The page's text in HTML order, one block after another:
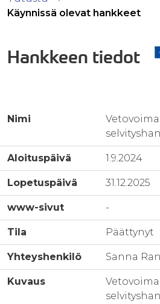
Käynnissä olevat hankkeet
Hankkeen tiedot
Nimi
Aloituspäivä 1.9.2024
Lopetuspäivä 31.12.2025
www-sivut -
Tila Päättynyt
Yhteyshenkilö Sanna
Kuvaus